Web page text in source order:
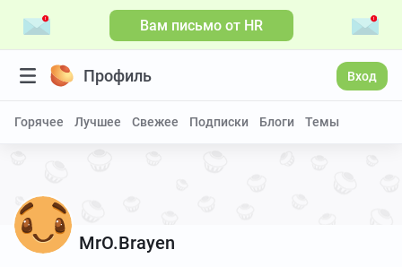
Вам письмо от HR
Профиль Вход
Горячее Лучшее Свежее Подписки Блоги Темы
MrO.Brayen